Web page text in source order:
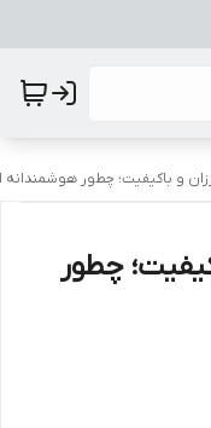
و باکیفیت؛ چطور هوشمندانه
چطور